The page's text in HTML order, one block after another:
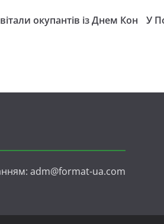
окупантів із Днем Кон
У
adm@format-ua.com